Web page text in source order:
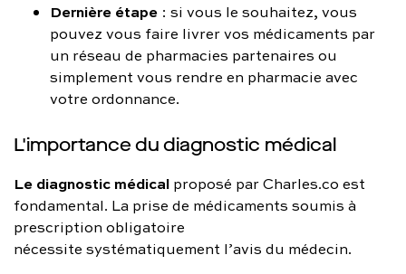
Dernière étape : si vous le souhaitez, vous
pouvez vous faire livrer vos médicaments par
un réseau de pharmacies partenaires ou
simplement vous rendre en pharmacie avec
votre ordonnance.
L'importance du diagnostic médical
Le diagnostic médical proposé par Charles.co est
fondamental. La prise de médicaments soumis à
prescription obligatoire
nécessite systématiquement l’avis du médecin.